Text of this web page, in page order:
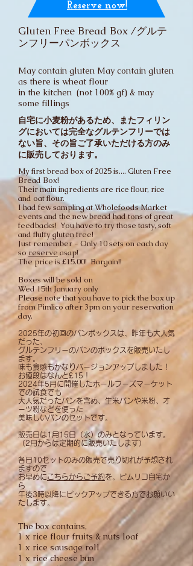
Reserve now!
Gluten Free Bread Box /グルテ
ンフリーパンボックス
May contain gluten May contain gluten
as there is wheat flour
in the kitchen (not 100% gf) & may
some fillings
自宅に小麦粉があるため、またフィリン
グにおいては完全なグルテンフリーでは
ない旨、その旨ご了承いただける方のみ
に販売しております。
My first bread box of 2025 is.... Gluten Free
Bread Box!
Their main ingredients are rice flour, rice
and oat flour.
I had few sampling at Wholefoods Market
events and the new bread had tons of great
feedbacks! You have to try those tasty, soft
and fluffy gluten free!
Just remember - Only 10 sets on each day
so reserve asap!
The price is £15.00! Bargain!!
Boxes will be sold on
Wed 15th January only
Please note that you have to pick the box up
from Pimlico after 3pm on your reservation
day.
2025年の初回のパンボックスは、昨年も大人気
だった、
グルテンフリーのパンのボックスを販売いたし
ます。
味も食感もかなりバージョンアップしました！
お値段はなんと£15！
2024年5月に開催したホールフーズマーケット
での試食でも
大人気だったパンを含め、生米パンや米粉、オ
ーツ粉などを使った
美味しいパンのセットです。
販売日は1月15日（水）のみとなっています。
​（2月からは定期的に販売いたします）
各日10セットのみの販売で売り切れが予想され
ますので
お早めにこちらからご予約を。ピムリコ自宅か
ら
午後3時以降にピックアップできる方でお願いい
たします。
The box contains,
1 x rice flour fruits & nuts loaf
1 x rice sausage roll
1 x rice cheese bun